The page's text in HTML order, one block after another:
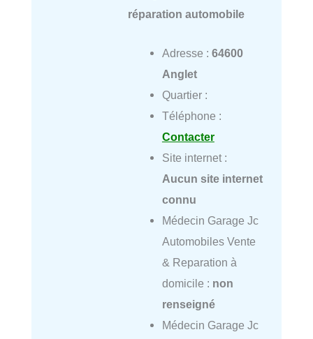
réparation automobile
Adresse : 64600
Anglet
Quartier :
Téléphone :
Contacter
Site internet :
Aucun site internet
connu
Médecin Garage Jc
Automobiles Vente
& Reparation à
domicile : non
renseigné
Médecin Garage Jc